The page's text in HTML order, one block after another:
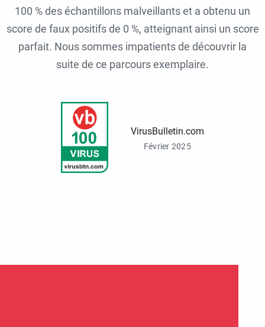
100 % des échantillons malveillants et a obtenu un
score de faux positifs de 0 %, atteignant ainsi un score
parfait. Nous sommes impatients de découvrir la
suite de ce parcours exemplaire.
VirusBulletin.com
Février 2025